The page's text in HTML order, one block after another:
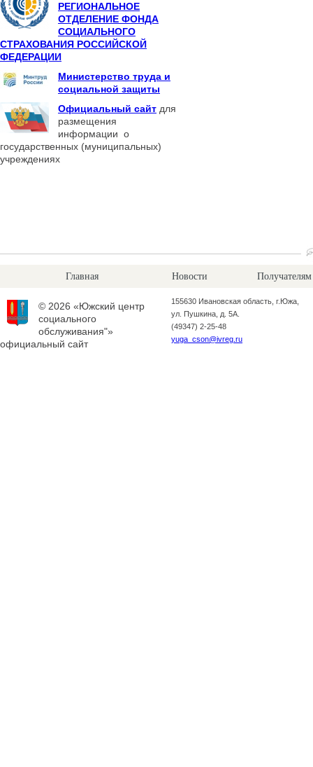
РЕГИОНАЛЬНОЕ
ОТДЕЛЕНИЕ ФОНДА
СОЦИАЛЬНОГО
СТРАХОВАНИЯ РОССИЙСКОЙ
ФЕДЕРАЦИИ
Министерство труда и
социальной защиты
Официальный сайт для
размещения
информации о
государственных (муниципальных)
учреждениях
Главная Новости Получателям
© 2026 «Южский центр
социального
обслуживания"»
официальный сайт
155630 Ивановская область, г.Южа,
ул. Пушкина, д. 5А.
(49347) 2-25-48
yuga_cson@ivreg.ru